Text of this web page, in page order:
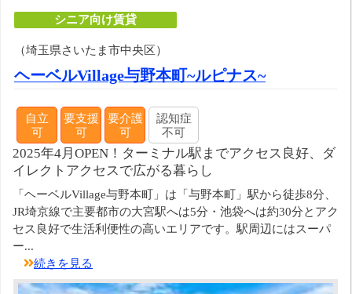
シニア向け賃貸
（埼玉県さいたま市中央区）
ヘーベルVillage与野本町~ルピナス~
自立
可
要支援
可
要介護
可
認知症
不可
2025年4月OPEN！ターミナル駅までアクセス良好、ダ
イレクトアクセスで広がる暮らし
「ヘーベルVillage与野本町」は「与野本町」駅から徒歩8分、
JR埼京線で主要都市の大宮駅へは5分・池袋へは約30分とアク
セス良好で生活利便性の高いエリアです。駅周辺にはスーパ
ー...
続きを見る